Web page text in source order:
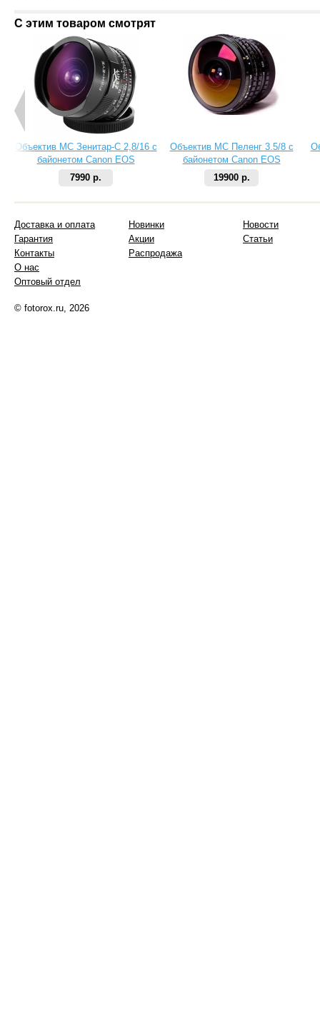
С этим товаром смотрят
Объектив МС Зенитар-C 2,8/16 с
байонетом Canon EOS
7990 р.
Объектив МС Пеленг 3.5/8 с
байонетом Canon EOS
19900 р.
Доставка и оплата
Гарантия
Контакты
О нас
Оптовый отдел
Новинки
Акции
Распродажа
Новости
Статьи
© fotorox.ru, 2026